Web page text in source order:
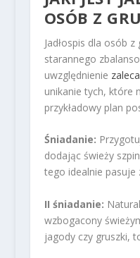
OSÓB Z
Jadłospis dla osób
starannego
uwzględnienie
unikanie tych, które
przykładowy plan
Śniadanie:
dodając świeży
tego idealnie pasuje
II śniadanie:
wzbogacony
jagody czy gruszki,